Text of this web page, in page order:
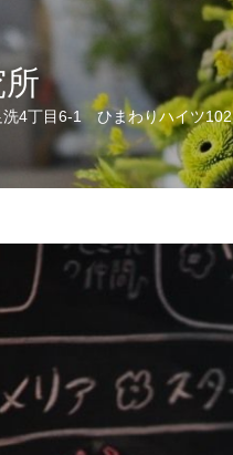
洗4丁目6-1 ひまわりハイツ102